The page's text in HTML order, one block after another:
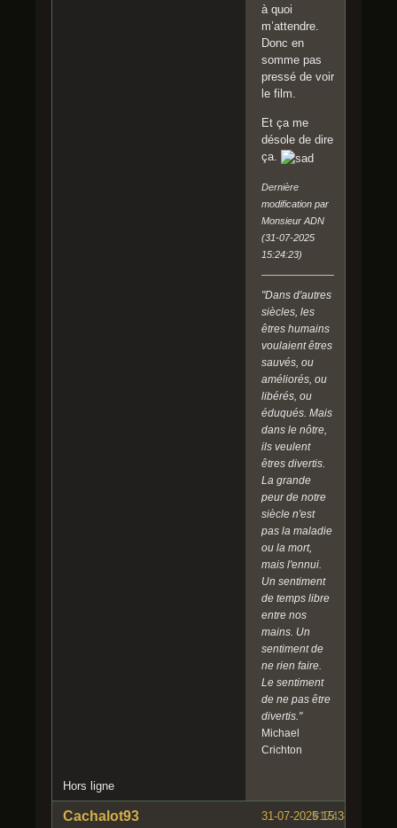
à quoi
m’attendre.
Donc en
somme pas
pressé de voir
le film.
Et ça me
désole de dire
ça.
Dernière
modification par
Monsieur ADN
(31-07-2025
15:24:23)
"Dans d'autres
siècles, les
êtres humains
voulaient êtres
sauvés, ou
améliorés, ou
libérés, ou
éduqués. Mais
dans le nôtre,
ils veulent
êtres divertis.
La grande
peur de notre
siècle n'est
pas la maladie
ou la mort,
mais l'ennui.
Un sentiment
de temps libre
entre nos
mains. Un
sentiment de
ne rien faire.
Le sentiment
de ne pas être
divertis."
Michael
Crichton
Hors ligne
#174
31-07-2025 15:38:10
Cachalot93